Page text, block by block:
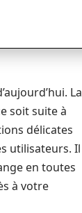
La
soit suite à
délicates
utilisateurs. Il
en toutes
à votre